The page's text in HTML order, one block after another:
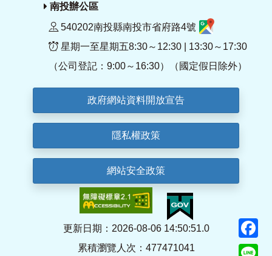
南投辦公區
540202南投縣南投市省府路4號
星期一至星期五8:30～12:30 | 13:30～17:30
（公司登記：9:00～16:30）（國定假日除外）
政府網站資料開放宣告
隱私權政策
網站安全政策
更新日期：2026-08-06 14:50:51.0
累積瀏覽人次：477471041